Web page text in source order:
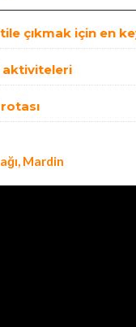
çıkmak için en
aktiviteleri
Mardin